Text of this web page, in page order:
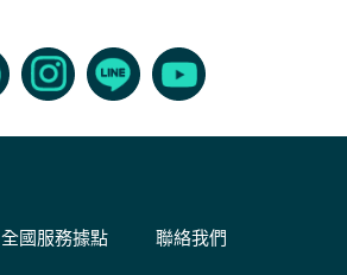
全國服務據點 聯絡我們